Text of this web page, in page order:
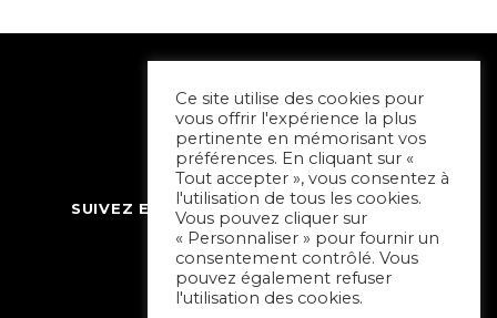
SUIVEZ ET CONTACTEZ SORTIR À NIORT
Ce site utilise des cookies pour
vous offrir l'expérience la plus
pertinente en mémorisant vos
préférences. En cliquant sur «
Tout accepter », vous consentez à
l'utilisation de tous les cookies.
Vous pouvez cliquer sur
« Personnaliser » pour fournir un
consentement contrôlé. Vous
pouvez également refuser
l'utilisation des cookies.